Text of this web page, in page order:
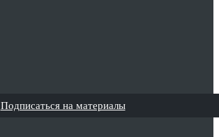
Подписаться на материалы